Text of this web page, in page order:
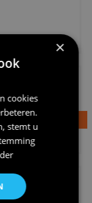
×
cookies
stemt u